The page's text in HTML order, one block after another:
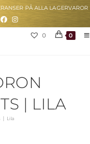
PÅ ALLA LAGERVAROR
0 0
| LILA
| Lila